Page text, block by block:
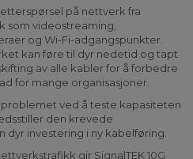
på nettverk fra
som videostreaming,
og Wi-Fi-adgangspunkter.
kan føre til dyr nedetid og tapt
av alle kabler for å forbedre
for mange organisasjoner.
problemet ved å teste kapasiteten
den krevede
investering i ny kabelføring.
gir SignalTEK 10G